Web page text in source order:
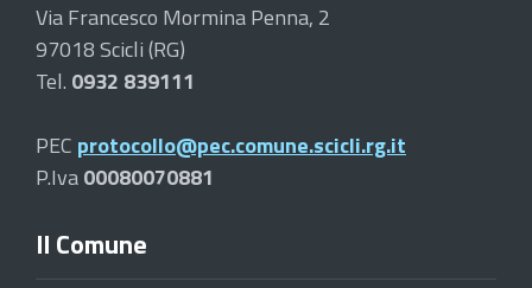
Via Francesco Mormina Penna, 2
97018 Scicli (RG)
Tel. 0932 839111
PEC protocollo@pec.comune.scicli.rg.it
P.Iva00080070881
Il Comune